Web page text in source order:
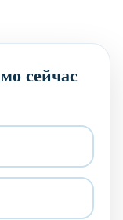
сейчас